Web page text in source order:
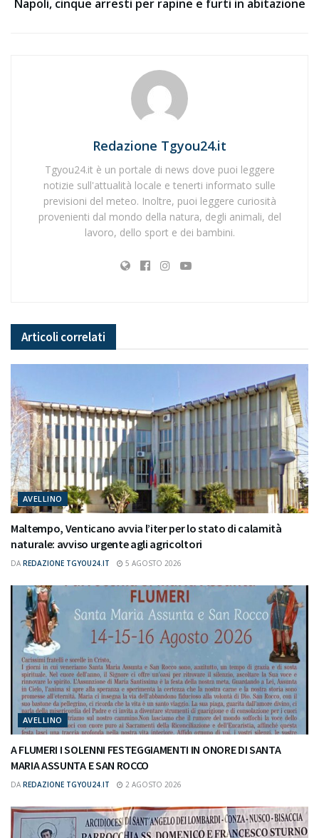
Napoli, cinque arresti per rapine e furti in abitazione
Redazione Tgyou24.it
Tgyou24.it è un portale di news dove puoi leggere
notizie sull'attualità locale e tenerti informato sulle
previsioni del meteo. Inoltre, puoi leggere curiosità
provenienti dal mondo della natura, degli animali, del
lavoro, dello sport e dei bambini.
Articoli correlati
AVELLINO
Maltempo, Venticano avvia l’iter per lo stato di calamità
naturale: avviso urgente agli agricoltori
DA REDAZIONE TGYOU24.IT 5 AGOSTO 2026
AVELLINO
A FLUMERI I SOLENNI FESTEGGIAMENTI IN ONORE DI SANTA
MARIA ASSUNTA E SAN ROCCO
DA REDAZIONE TGYOU24.IT 2 AGOSTO 2026